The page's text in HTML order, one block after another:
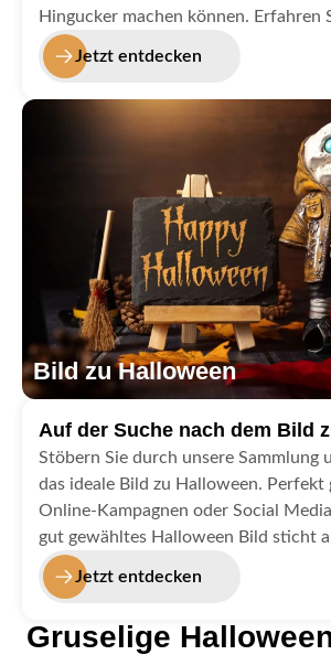
Hingucker machen können. Erfahren
Kategorie Hallokürbis, ob ein solcher
Halloween essbar ist.
Jetzt entdecken
Bild zu Halloween
Auf der Suche nach dem Bild
Halloween?
Stöbern Sie durch unsere Sammlung
das ideale Bild zu Halloween. Perfekt
Online-Kampagnen oder Social
gut gewähltes Halloween Bild sticht
Halloweenbildern heraus und lenkt
Nachricht.
Jetzt entdecken
Gruselige